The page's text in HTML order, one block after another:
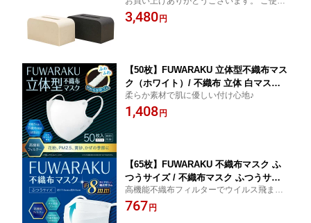
ン 石目調 マット ティッシュ ケース テ
前によくお読みのうえ、正しくお使いくだ
さい。 また、この取扱説明書は必ず保管し
3,480 円
【50枚】FUWARAKU 立体型不織布マス
ク（ホワイト）/ 不織布 立体 白マスク I
SDG 立体型マスク 不織布 大人用マスク
立体マスク 不織布 使い捨て 高密度フィ
柔らか素材で肌に優しい付け心地♪
1,408 円
【65枚】FUWARAKU 不織布マスク ふ
つうサイズ / 不織布マスク ふつうサイ
ズ 65枚 高性能 フィルター付き マスク
ウイルス対策 花粉対策 PM2.5 黄砂ブロ
高機能不織布フィルターでウイルス飛ま
つ・花粉・黄砂・PM2.5をブロック
767 円